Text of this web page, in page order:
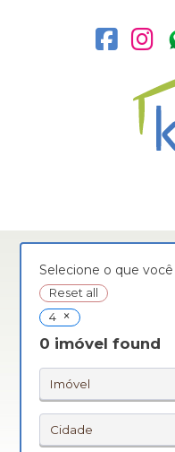
Selecione o que você
Reset all
4 ×
0 imóvel found